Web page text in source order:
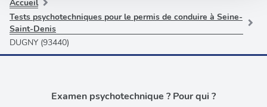
notre site avec nos partenaires de médias sociaux, de
publicité et d'analyse, qui peuvent combiner celles-ci
avec d'autres informations que vous leur avez fournies
ou qu'ils ont collectées lors de votre utilisation de leurs
Accueil
Tests psychotechniques pour le permis de conduire à Seine-
Saint-Denis
DUGNY (93440)
Examen psychotechnique ? Pour qui ?